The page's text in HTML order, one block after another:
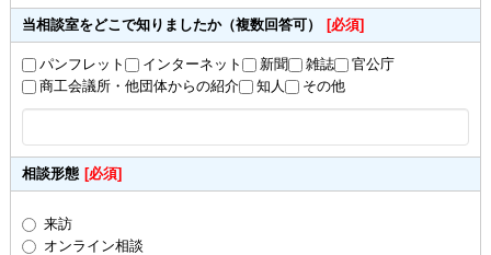
当相談室をどこで知りましたか（複数回答可） [必須]
パンフレット インターネット 新聞 雑誌
官公庁
商工会議所・他団体からの紹介
知人 その他
相談形態 [必須]
来訪
オンライン相談